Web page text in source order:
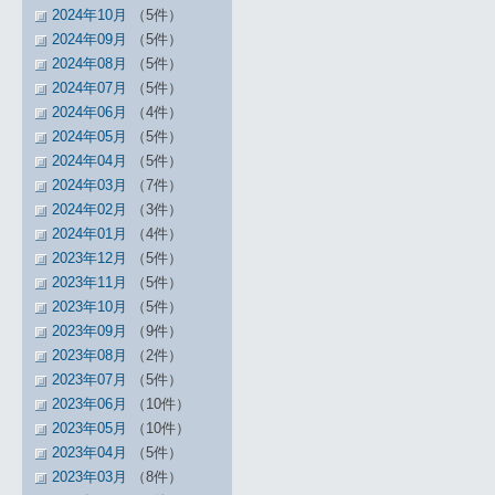
2024年10月
（5件）
2024年09月
（5件）
2024年08月
（5件）
2024年07月
（5件）
2024年06月
（4件）
2024年05月
（5件）
2024年04月
（5件）
2024年03月
（7件）
2024年02月
（3件）
2024年01月
（4件）
2023年12月
（5件）
2023年11月
（5件）
2023年10月
（5件）
2023年09月
（9件）
2023年08月
（2件）
2023年07月
（5件）
2023年06月
（10件）
2023年05月
（10件）
2023年04月
（5件）
2023年03月
（8件）